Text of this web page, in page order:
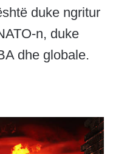
duke ngritur
n, duke
dhe globale.